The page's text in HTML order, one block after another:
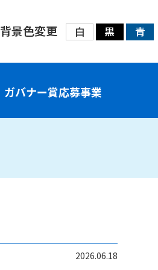
背景色変更 白 黒 青
ガバナー賞応募事業
2026.06.18